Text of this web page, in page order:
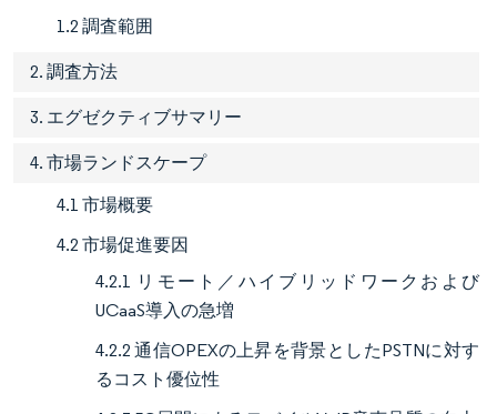
1.2 調査範囲
2. 調査方法
3. エグゼクティブサマリー
4. 市場ランドスケープ
4.1 市場概要
4.2 市場促進要因
4.2.1 リモート／ハイブリッドワークおよび
UCaaS導入の急増
4.2.2 通信OPEXの上昇を背景としたPSTNに対す
るコスト優位性